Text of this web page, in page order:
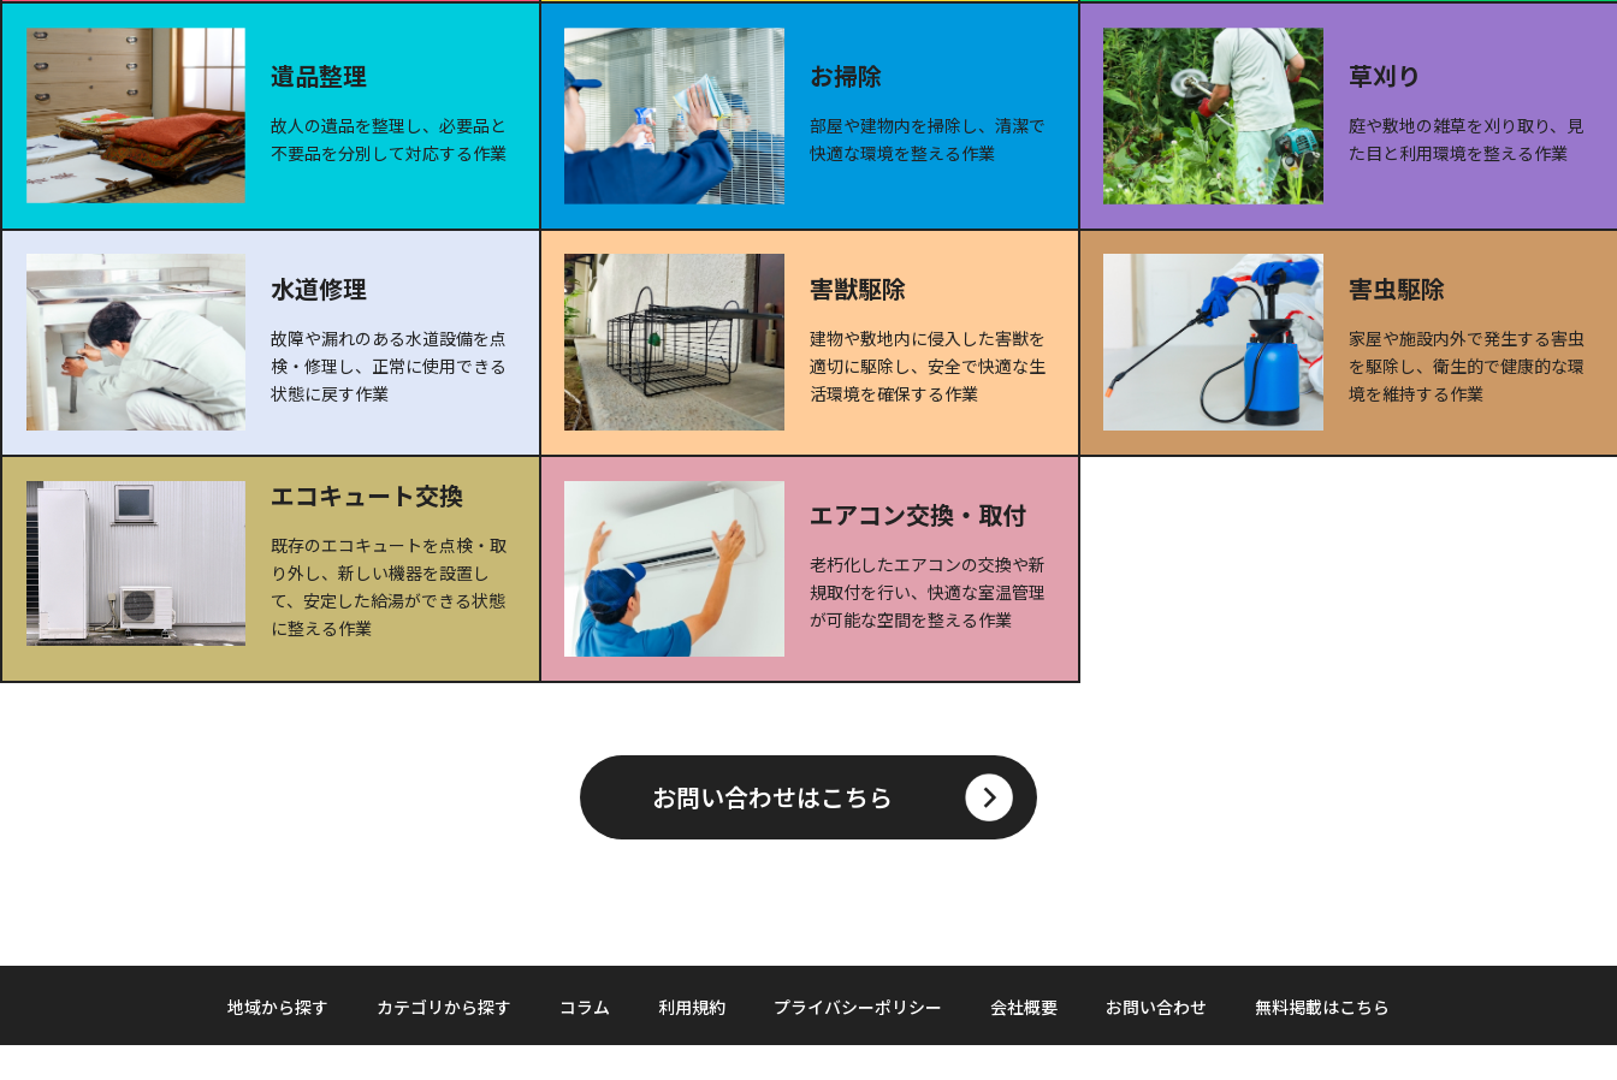
遺品整理
故人の遺品を整理し、必要品と
不要品を分別して対応する作業
お掃除
部屋や建物内を掃除し、清潔で
快適な環境を整える作業
草刈り
庭や敷地の雑草を刈り取り、見
た目と利用環境を整える作業
水道修理
故障や漏れのある水道設備を点
検・修理し、正常に使用できる
状態に戻す作業
害獣駆除
建物や敷地内に侵入した害獣を
適切に駆除し、安全で快適な生
活環境を確保する作業
害虫駆除
家屋や施設内外で発生する害虫
を駆除し、衛生的で健康的な環
境を維持する作業
エコキュート交換
既存のエコキュートを点検・取
り外し、新しい機器を設置し
て、安定した給湯ができる状態
に整える作業
エアコン交換・取付
老朽化したエアコンの交換や新
規取付を行い、快適な室温管理
が可能な空間を整える作業
お問い合わせはこちら
地域から探す カテゴリから探す コラム 利用規約 プライバシーポリシー 会社概要 お問い合わせ 無料掲載はこちら